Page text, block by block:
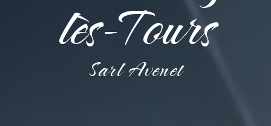
lès-Tours
Sarl Avenet